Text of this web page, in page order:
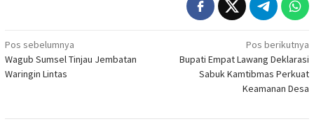
Navigasi
pos
Pos sebelumnya
Wagub Sumsel Tinjau Jembatan
Waringin Lintas
Pos berikutnya
Bupati Empat Lawang Deklarasi
Sabuk Kamtibmas Perkuat
Keamanan Desa